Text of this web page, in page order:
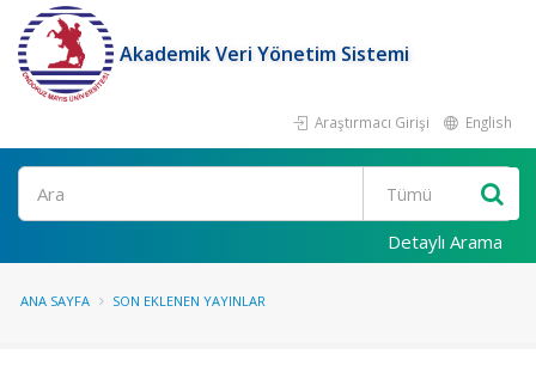
Akademik Veri Yönetim Sistemi
Araştırmacı Girişi English
Ara
Detaylı Arama
ANA SAYFA SON EKLENEN YAYINLAR